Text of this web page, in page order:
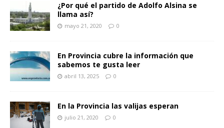
¿Por qué el partido de Adolfo Alsina se
llama así?
mayo 21, 2020 0
En Provincia cubre la información que
sabemos te gusta leer
abril 13, 2025 0
En la Provincia las valijas esperan
julio 21, 2020 0